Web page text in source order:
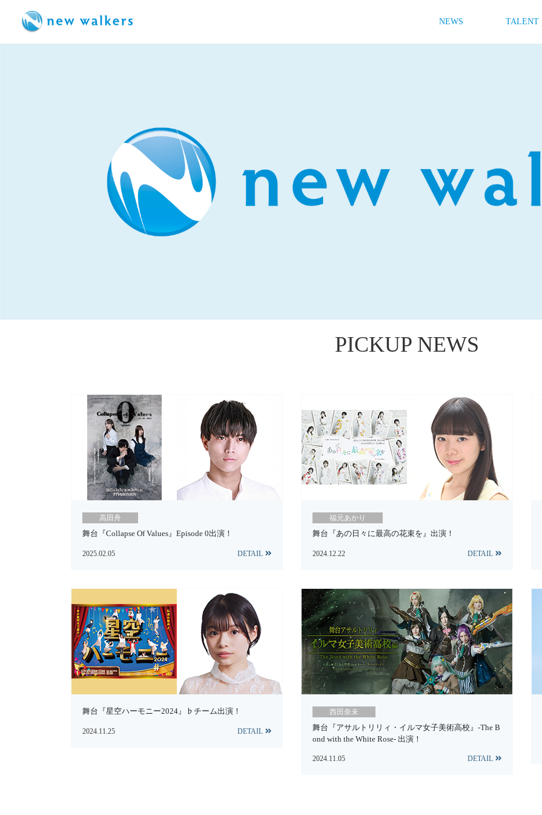
NEWS TALENT
PICKUP NEWS
高田舟
舞台『Collapse Of Values』Episode 0出演！
2025.02.05 DETAIL
福元あかり
舞台『あの日々に最高の花束を』出演！
2024.12.22 DETAIL
舞台『星空ハーモニー2024』♭チーム出演！
2024.11.25 DETAIL
西田奈未
舞台『アサルトリリィ・イルマ女子美術高校』-The B
ond with the White Rose- 出演！
2024.11.05 DETAIL